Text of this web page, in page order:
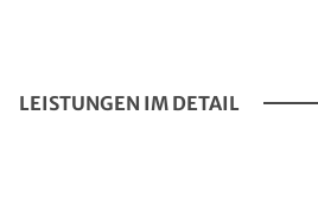
LEISTUNGEN IM DETAIL